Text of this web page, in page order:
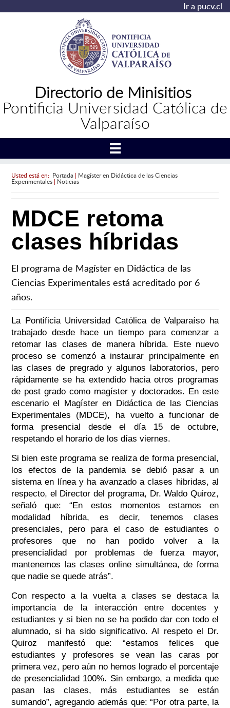
Ir a pucv.cl
Directorio de Minisitios
Pontificia Universidad Católica de
Valparaíso
Usted está en: Portada| Magíster en Didáctica de las Ciencias
Experimentales| Noticias
MDCE retoma
clases híbridas
El programa de Magíster en Didáctica de las
Ciencias Experimentales está acreditado por 6
años.
La Pontificia Universidad Católica de Valparaíso ha
trabajado desde hace un tiempo para comenzar a
retomar las clases de manera híbrida. Este nuevo
proceso se comenzó a instaurar principalmente en
las clases de pregrado y algunos laboratorios, pero
rápidamente se ha extendido hacia otros programas
de post grado como magíster y doctorados. En este
escenario el Magíster en Didáctica de las Ciencias
Experimentales (MDCE), ha vuelto a funcionar de
forma presencial desde el día 15 de octubre,
respetando el horario de los días viernes.
Si bien este programa se realiza de forma presencial,
los efectos de la pandemia se debió pasar a un
sistema en línea y ha avanzado a clases hibridas, al
respecto, el Director del programa, Dr. Waldo Quiroz,
señaló que: “En estos momentos estamos en
modalidad híbrida, es decir, tenemos clases
presenciales, pero para el caso de estudiantes o
profesores que no han podido volver a la
presencialidad por problemas de fuerza mayor,
mantenemos las clases online simultánea, de forma
que nadie se quede atrás”.
Con respecto a la vuelta a clases se destaca la
importancia de la interacción entre docentes y
estudiantes y si bien no se ha podido dar con todo el
alumnado, si ha sido significativo. Al respeto el Dr.
Quiroz manifestó que: “estamos felices que
estudiantes y profesores se vean las caras por
primera vez, pero aún no hemos logrado el porcentaje
de presencialidad 100%. Sin embargo, a medida que
pasan las clases, más estudiantes se están
sumando”, agregando además que: “Por otra parte, la